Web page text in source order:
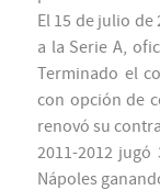
El 15 de julio
a la Serie A,
Terminado el
con opción de
renovó su
2011-2012
Nápoles